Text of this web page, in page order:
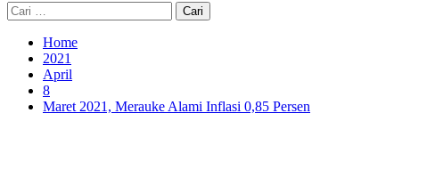
Cari
untuk:
Home
2021
April
8
Maret 2021, Merauke Alami Inflasi 0,85 Persen